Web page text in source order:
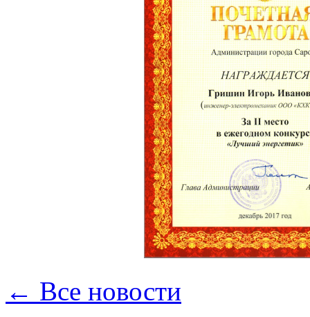
← Все новости